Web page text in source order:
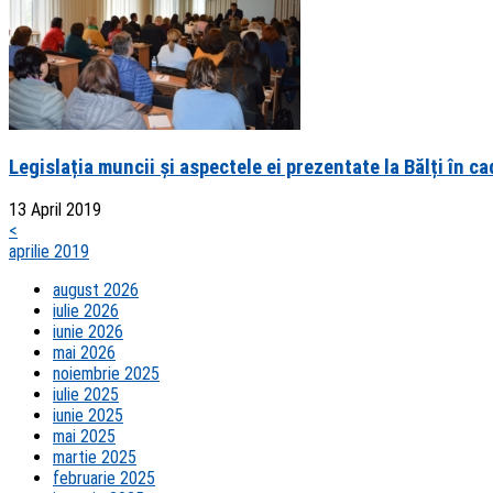
Legislația muncii și aspectele ei prezentate la Bălți în
13 April 2019
<
aprilie 2019
august 2026
iulie 2026
iunie 2026
mai 2026
noiembrie 2025
iulie 2025
iunie 2025
mai 2025
martie 2025
februarie 2025